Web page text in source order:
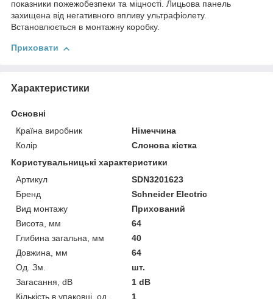
показники пожежобезпеки та міцності. Лицьова панель
захищена від негативного впливу ультрафіолету.
Встановлюється в монтажну коробку.
Приховати
Характеристики
Основні
Країна виробник
Німеччина
Колір
Слонова кістка
Користувальницькі характеристики
Артикул
SDN3201623
Бренд
Schneider Electric
Вид монтажу
Прихований
Висота, мм
64
Глибина загальна, мм
40
Довжина, мм
64
Од. Зм.
шт.
Загасання, dB
1 dB
Кількість в упаковці, од.
1